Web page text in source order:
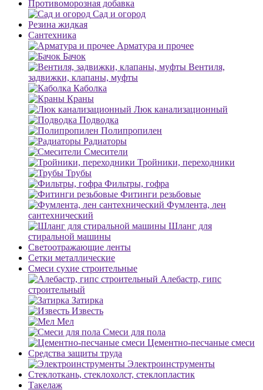
Противоморозная добавка
Сад и огород
Резина жидкая
Сантехника
Арматура и прочее
Бачок
Вентиля,
задвижки, клапаны, муфты
Каболка
Краны
Люк канализационный
Подводка
Полипропилен
Радиаторы
Смесители
Тройники, переходники
Трубы
Фильтры, гофра
Фитинги резьбовые
Фумлента, лен
сантехнический
Шланг для
стиральной машины
Светоотражающие ленты
Сетки металлические
Смеси сухие строительные
Алебастр, гипс
строительный
Затирка
Известь
Мел
Смеси для пола
Цементно-песчаные смеси
Средства защиты труда
Электроинструменты
Стеклоткань, стеклохолст, стеклопластик
Такелаж